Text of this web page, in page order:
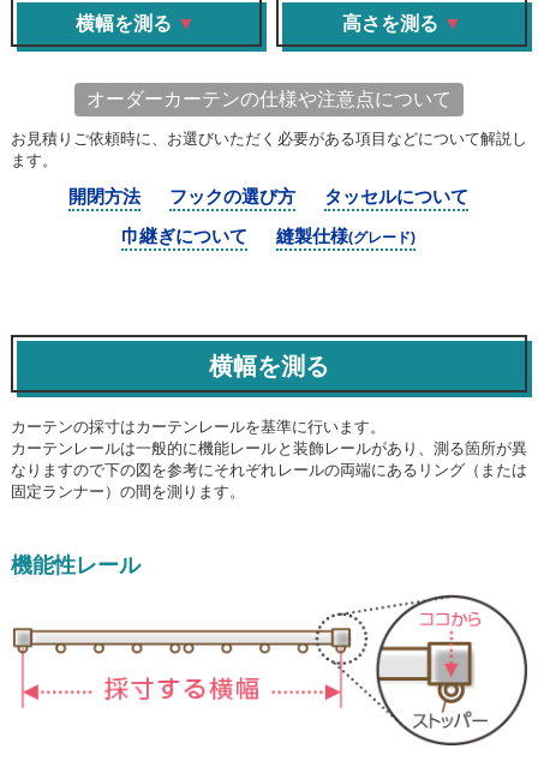
横幅を測る ▼ 高さを測る ▼
オーダーカーテンの仕様や注意点について
お見積りご依頼時に、お選びいただく必要がある項目などについて解説し
ます。
開閉方法 フックの選び方
タッセルについて
巾継ぎについて
縫製仕様(グレード)
横幅を測る
カーテンの採寸はカーテンレールを基準に行います。
カーテンレールは一般的に機能レールと装飾レールがあり、測る箇所が異
なりますので下の図を参考にそれぞれレールの両端にあるリング（または
固定ランナー）の間を測ります。
機能性レール